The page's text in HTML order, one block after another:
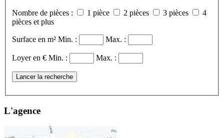
Nombre de pièces : 1 pièce 2 pièces 3 pièces
4
pièces et plus
Surface en m² Min. : Max. :
Loyer en € Min. : Max. :
Lancer la recherche
L'agence